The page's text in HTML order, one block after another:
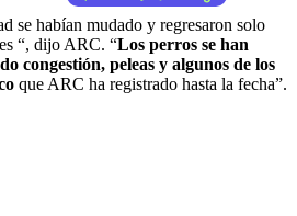
se habían mudado y regresaron solo
“, dijo ARC. “Los perros se han
congestión, peleas y algunos de los
que ARC ha registrado hasta la fecha”.